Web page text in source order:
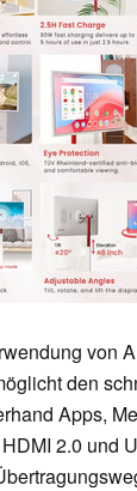
von
den
Apps,
2.0 und